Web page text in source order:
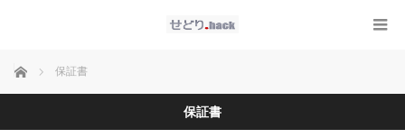
ホーム 保証書
保証書